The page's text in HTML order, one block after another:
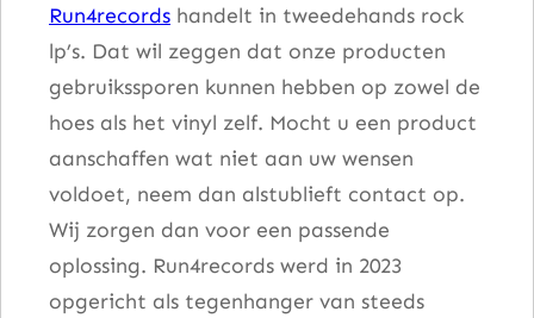
Run4records handelt in tweedehands rock
lp’s. Dat wil zeggen dat onze producten
gebruikssporen kunnen hebben op zowel de
hoes als het vinyl zelf. Mocht u een product
aanschaffen wat niet aan uw wensen
voldoet, neem dan alstublieft contact op.
Wij zorgen dan voor een passende
oplossing. Run4records werd in 2023
opgericht als tegenhanger van steeds